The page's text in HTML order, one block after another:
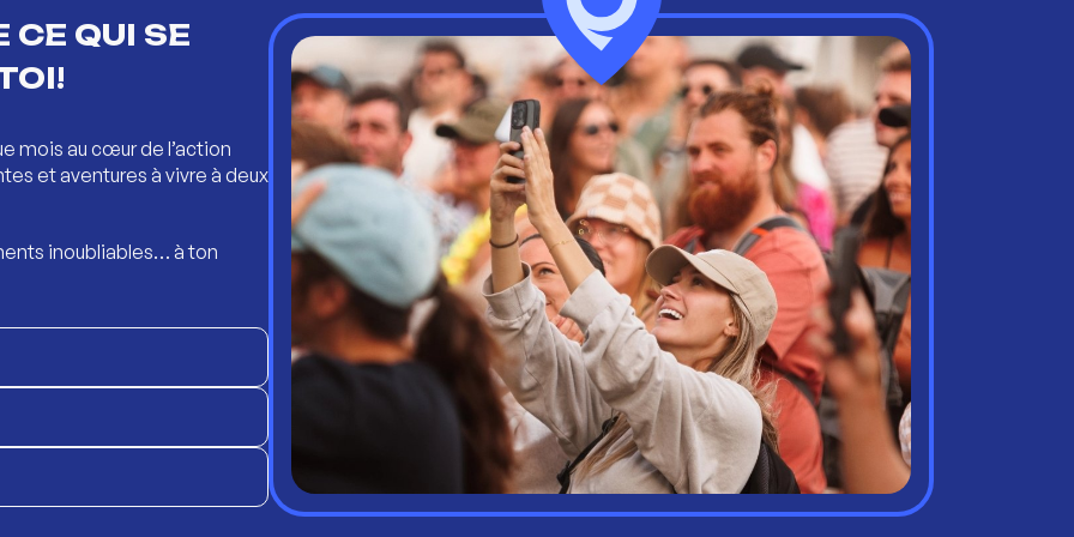
CE QUI SE
mois au cœur de l’action
et aventures à vivre à deux
inoubliables… à ton